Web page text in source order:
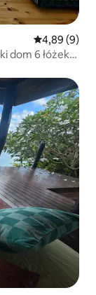
Średnia
4,89 (9)
łóżek